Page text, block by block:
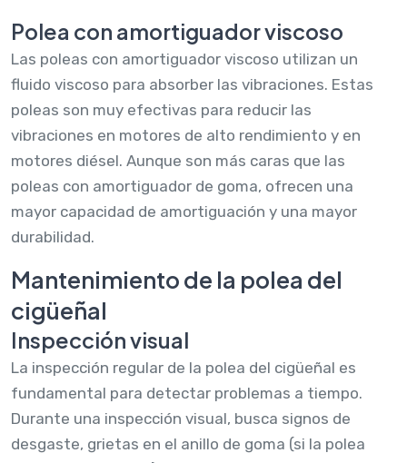
Polea con amortiguador viscoso
Las poleas con amortiguador viscoso utilizan un
fluido viscoso para absorber las vibraciones. Estas
poleas son muy efectivas para reducir las
vibraciones en motores de alto rendimiento y en
motores diésel. Aunque son más caras que las
poleas con amortiguador de goma, ofrecen una
mayor capacidad de amortiguación y una mayor
durabilidad.
Mantenimiento de la polea del
cigüeñal
Inspección visual
La inspección regular de la polea del cigüeñal es
fundamental para detectar problemas a tiempo.
Durante una inspección visual, busca signos de
desgaste, grietas en el anillo de goma (si la polea